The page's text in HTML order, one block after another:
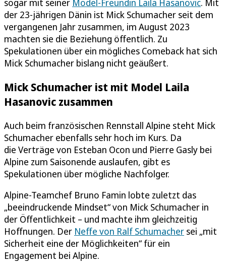
der 23-jährigen Dänin ist Mick Schumacher seit dem
vergangenen Jahr zusammen, im August 2023
machten sie die Beziehung öffentlich. Zu
Spekulationen über ein mögliches Comeback hat sich
Mick Schumacher bislang nicht geäußert.
Mick Schumacher ist mit Model Laila
Hasanovic zusammen
Auch beim französischen Rennstall Alpine steht Mick
Schumacher ebenfalls sehr hoch im Kurs. Da
die Verträge von Esteban Ocon und Pierre Gasly bei
Alpine zum Saisonende auslaufen, gibt es
Spekulationen über mögliche Nachfolger.
Alpine-Teamchef Bruno Famin lobte zuletzt das
„beeindruckende Mindset“ von Mick Schumacher in
der Öffentlichkeit – und machte ihm gleichzeitig
Hoffnungen. Der Neffe von Ralf Schumacher sei „mit
Sicherheit eine der Möglichkeiten“ für ein
Engagement bei Alpine.